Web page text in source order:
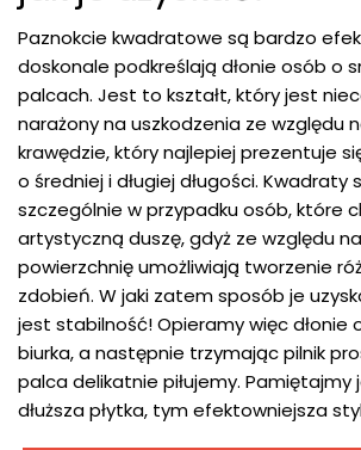
Paznokcie kwadratowe są bardzo
doskonale podkreślają dłonie osób o
palcach. Jest to kształt, który jest
narażony na uszkodzenia ze względu
krawędzie, który najlepiej prezentuje
o średniej i długiej długości. Kwadraty
szczególnie w przypadku osób, które
artystyczną duszę, gdyż ze względu
powierzchnię umożliwiają tworzenie
zdobień. W jaki zatem sposób je
jest stabilność! Opieramy więc dłonie
biurka, a następnie trzymając pilnik
palca delikatnie piłujemy. Pamiętajmy
dłuższa płytka, tym efektowniejsza